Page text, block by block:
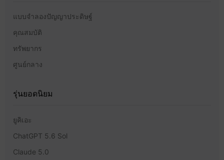
แบบจำลองปัญญาประดิษฐ์
คุณสมบัติ
ทรัพยากร
ศูนย์กลาง
รุ่นยอดนิยม
ยูคิเอะ
ChatGPT 5.6 Sol
Claude 5.0